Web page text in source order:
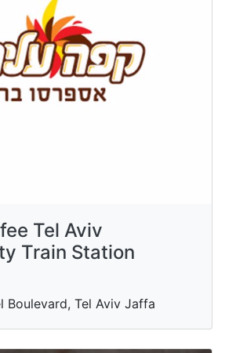
Tel Aviv
Train Station
Boulevard, Tel Aviv Jaffa